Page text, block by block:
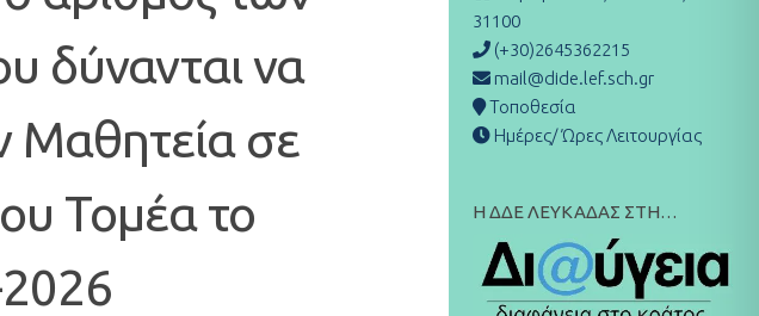
δύνανται να
Μαθητεία σε
Τομέα το
31100
(+30)2645362215
mail@dide.lef.sch.gr
Τοποθεσία
Ημέρες/ Ώρες Λειτουργίας
Η ΔΔΕ ΛΕΥΚΑΔΑΣ ΣΤΗ…